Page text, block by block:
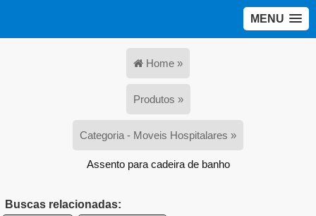
MENU
Home »
Produtos »
Categoria - Moveis Hospitalares »
Assento para cadeira de banho
Buscas relacionadas: